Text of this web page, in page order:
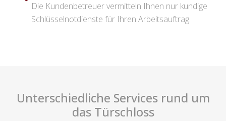
Die Kundenbetreuer vermitteln Ihnen nur kundige
Schlüsselnotdienste für Ihren Arbeitsauftrag.
Unterschiedliche Services rund um
das Türschloss